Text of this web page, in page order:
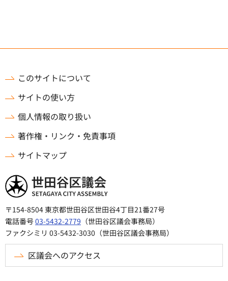
このサイトについて
サイトの使い方
個人情報の取り扱い
著作権・リンク・免責事項
サイトマップ
世田谷区議会
〒154-8504 東京都世田谷区世田谷4丁目21番27号
電話番号03-5432-2779 （世田谷区議会事務局）
ファクシミリ 03-5432-3030（世田谷区議会事務局）
区議会へのアクセス